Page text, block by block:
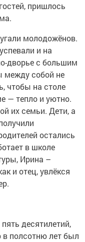
пришлось
молодожёнов.
и на
дворье с большим
между собой не
чтобы на столе
— тепло и уютно.
их семьи. Дети, а
остались
в школе
Ирина –
и отец, увлёкся
десятилетий,
полсотню лет был